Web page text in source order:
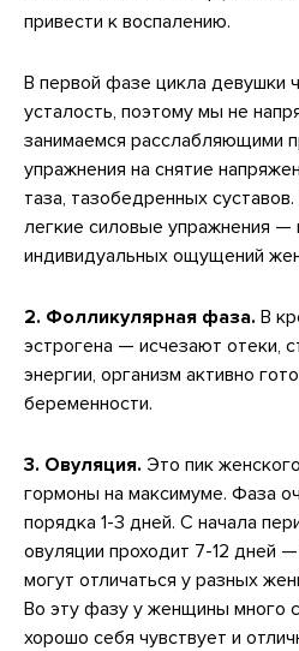
привести к воспалению.
В первой фазе цикла девушки
усталость, поэтому мы не
занимаемся расслабляющими
упражнения на снятие
таза, тазобедренных
легкие силовые упражнения —
индивидуальных ощущений
2. Фолликулярная фаза. В
эстрогена — исчезают отеки,
энергии, организм активно
беременности.
3. Овуляция. Это пик
гормоны на максимуме. Фаза
порядка 1-3 дней. С начала
овуляции проходит 7-12 дней
могут отличаться у разных
Во эту фазу у женщины много
хорошо себя чувствует и